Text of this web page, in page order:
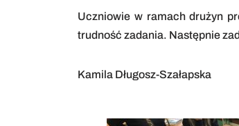
Uczniowie w ramach drużyn
trudność zadania. Następnie
Kamila Długosz-Szałapska